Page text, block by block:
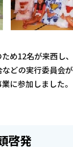
め12名が来西し
どの実行委員会
に参加しました。
啓発